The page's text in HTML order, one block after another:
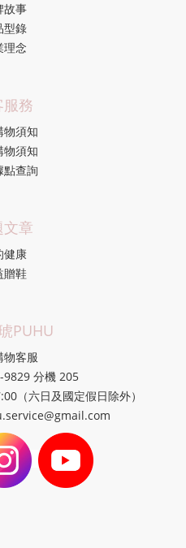
故事
型錄
理念
服務
物須知
物須知
點查詢
文章
健康
贈鞋
PUHU
物客服
分機 205
（六日及國定假日除外）